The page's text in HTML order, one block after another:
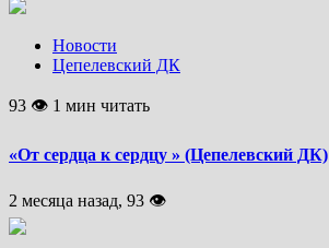
Новости
Цепелевский ДК
93 👁 1 мин читать
«От сердца к сердцу » (Цепелевский ДК)
2 месяца назад, 93 👁